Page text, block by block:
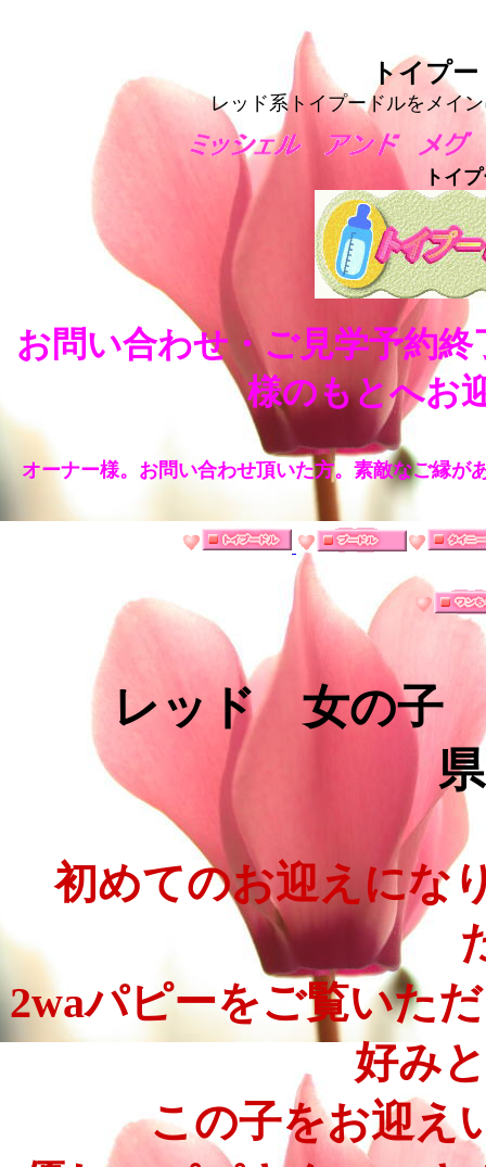
トイプ
レッド系トイプードルをメイ
トイ
お問い合わせ・ご見学予約
様のもとへお
オーナー様。お問い合わせ頂いた方。素敵なご縁が
レッド 女の子
初めてのお迎えにな
2waパピーをご覧いた
好み
この子をお迎え